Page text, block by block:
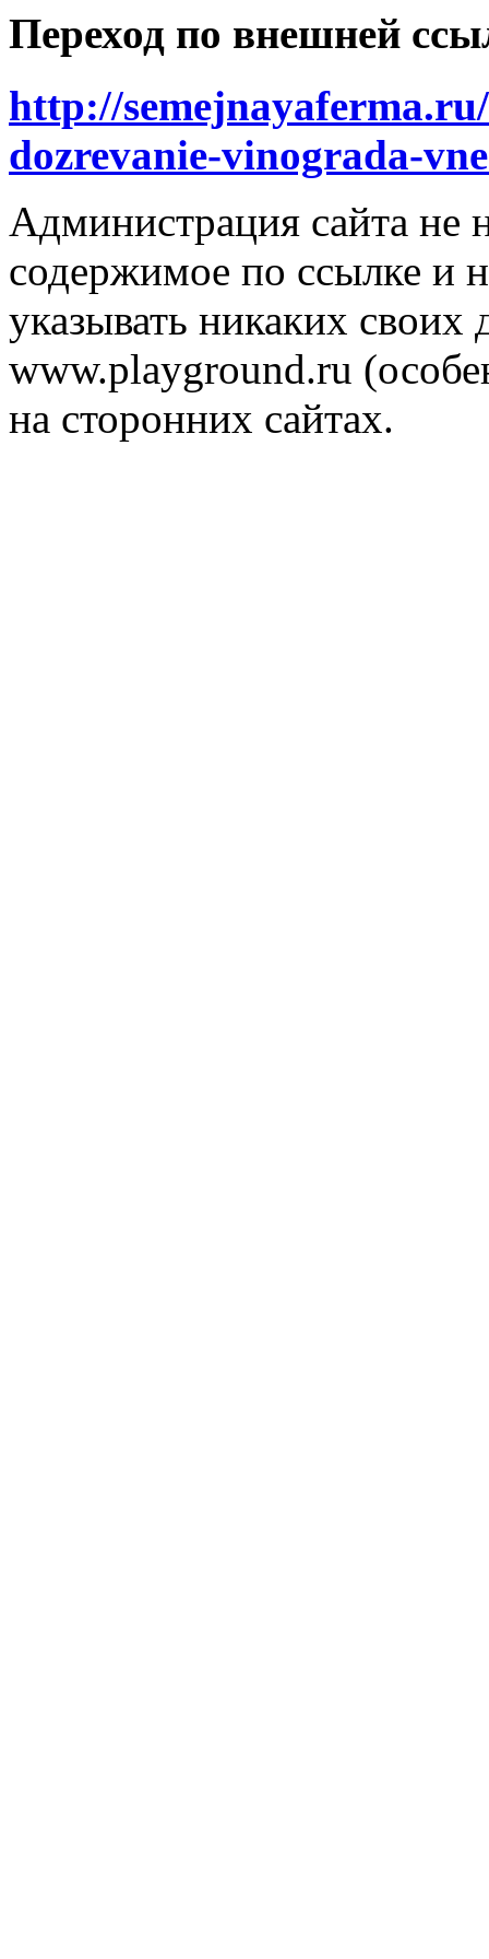
Переход по внешней
http://
dozrevanie-vinograda-
Администрация сайта не
содержимое по ссылке и
указывать никаких
www.playground.ru
на сторонних сайтах.